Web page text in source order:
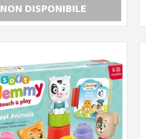
NON DISPONIBILE